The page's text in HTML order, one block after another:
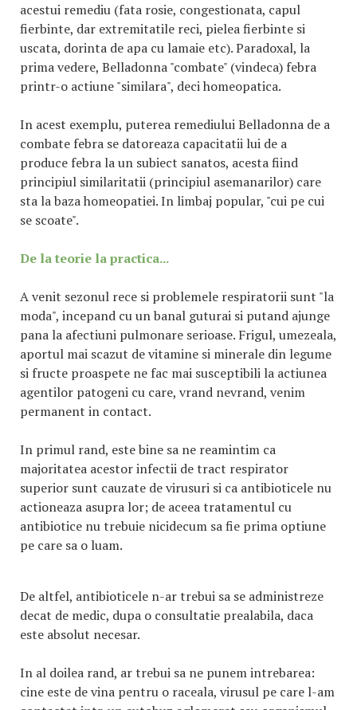
acestui remediu (fata rosie, congestionata, capul
fierbinte, dar extremitatile reci, pielea fierbinte si
uscata, dorinta de apa cu lamaie etc). Paradoxal, la
prima vedere, Belladonna "combate" (vindeca) febra
printr-o actiune "similara", deci homeopatica.
In acest exemplu, puterea remediului Belladonna de a
combate febra se datoreaza capacitatii lui de a
produce febra la un subiect sanatos, acesta fiind
principiul similaritatii (principiul asemanarilor) care
sta la baza homeopatiei. In limbaj popular, "cui pe cui
se scoate".
De la teorie la practica...
A venit sezonul rece si problemele respiratorii sunt "la
moda", incepand cu un banal guturai si putand ajunge
pana la afectiuni pulmonare serioase. Frigul, umezeala,
aportul mai scazut de vitamine si minerale din legume
si fructe proaspete ne fac mai susceptibili la actiunea
agentilor patogeni cu care, vrand nevrand, venim
permanent in contact.
In primul rand, este bine sa ne reamintim ca
majoritatea acestor infectii de tract respirator
superior sunt cauzate de virusuri si ca antibioticele nu
actioneaza asupra lor; de aceea tratamentul cu
antibiotice nu trebuie nicidecum sa fie prima optiune
pe care sa o luam.
De altfel, antibioticele n-ar trebui sa se administreze
decat de medic, dupa o consultatie prealabila, daca
este absolut necesar.
In al doilea rand, ar trebui sa ne punem intrebarea:
cine este de vina pentru o raceala, virusul pe care l-am